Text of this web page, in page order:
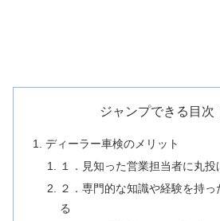
ジャンプできる目次
ディーラー車検のメリット
１．見知った営業担当者に丸投
２．専門的な知識や経験を持
る